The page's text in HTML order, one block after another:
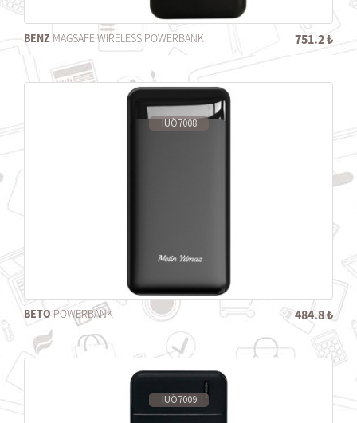
BENZ MAGSAFE WIRELESS POWERBANK 751.2 ₺
İUÖ7008
BETO POWERBANK 484.8 ₺
İUÖ7009